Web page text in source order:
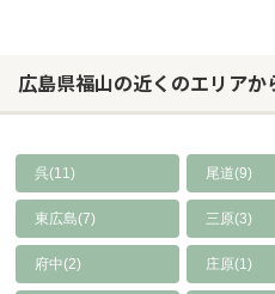
広島県福山の近くのエリアか
呉(11) 尾道(9)
東広島(7) 三原(3)
府中(2) 庄原(1)